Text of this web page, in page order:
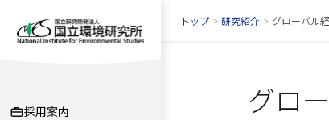
採用案内
トップ > 研究紹介 > グローバル
グロ